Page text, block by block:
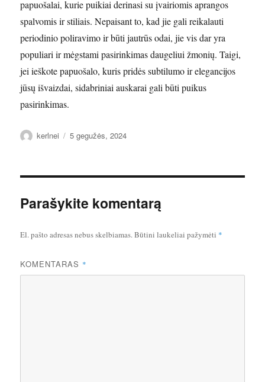
papuošalai, kurie puikiai derinasi su įvairiomis aprangos
spalvomis ir stiliais. Nepaisant to, kad jie gali reikalauti
periodinio poliravimo ir būti jautrūs odai, jie vis dar yra
populiari ir mėgstami pasirinkimas daugeliui žmonių. Taigi,
jei ieškote papuošalo, kuris pridės subtilumo ir elegancijos
jūsų išvaizdai, sidabriniai auskarai gali būti puikus
pasirinkimas.
Autorius
kerlnei Paskelbta
5 gegužės, 2024
Parašykite komentarą
El. pašto adresas nebus skelbiamas.Būtini laukeliai pažymėti *
KOMENTARAS *